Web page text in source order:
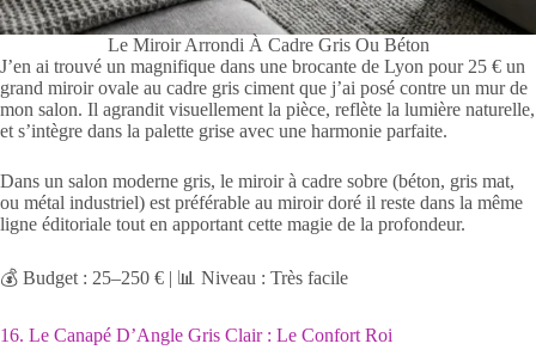
Le Miroir Arrondi À Cadre Gris Ou Béton
J’en ai trouvé un magnifique dans une brocante de Lyon pour 25 € un
grand miroir ovale au cadre gris ciment que j’ai posé contre un mur de
mon salon. Il agrandit visuellement la pièce, reflète la lumière naturelle,
et s’intègre dans la palette grise avec une harmonie parfaite.
Dans un salon moderne gris, le miroir à cadre sobre (béton, gris mat,
ou métal industriel) est préférable au miroir doré il reste dans la même
ligne éditoriale tout en apportant cette magie de la profondeur.
💰 Budget : 25–250 € | 📊 Niveau : Très facile
16. Le Canapé D’Angle Gris Clair : Le Confort Roi